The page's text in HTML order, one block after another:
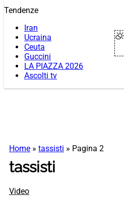
Tendenze
Iran
Ucraina
Ceuta
Guccini
LA PIAZZA 2026
Ascolti tv
Home » tassisti » Pagina 2
tassisti
Video